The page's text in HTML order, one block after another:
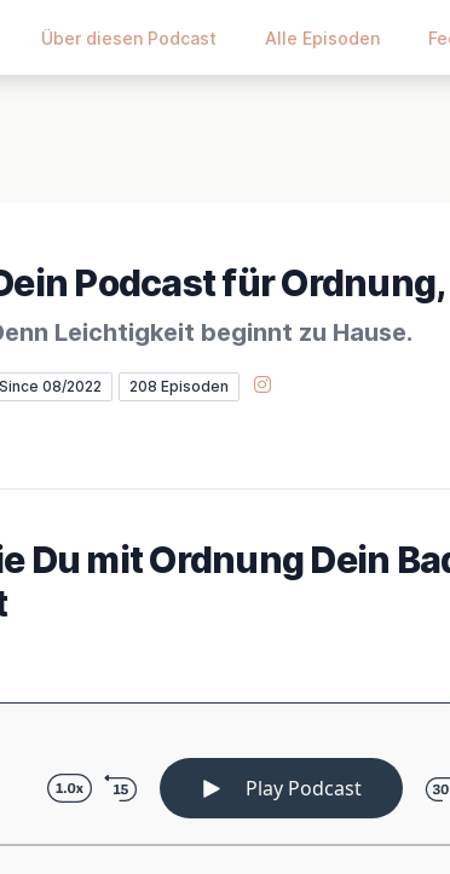
Über diesen Podcast Alle Episoden
Podcast für
Leichtigkeit beginnt zu Hause.
Since 08/2022 208 Episoden Instagram
Du mit Ordnung Dein